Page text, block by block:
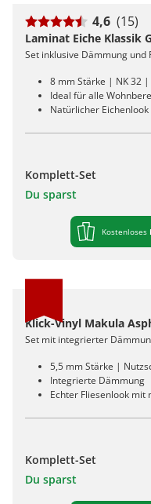
4,6 (15)
Laminat Eiche Klassik
Set inklusive Dämmung und
8 mm Stärke | NK 32 |
Ideal für alle
Natürlicher
Komplett-Set
Du sparst
Kostenloses
Klick-Vinyl Makula
Set mit integrierter
5,5 mm Stärke |
Integrierte Dämmung
Echter Fliesenlook mit
Komplett-Set
Du sparst